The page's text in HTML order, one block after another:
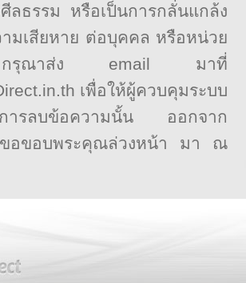
ลธรรม หรือเป็นการกลั่นแกล้ง
ามเสียหาย ต่อบุคคล หรือหน่วย
รุณาส่ง email มาที่
เพื่อให้ผู้ควบคุมระบบ
การลบข้อความนั้น ออกจาก
อขอบพระคุณล่วงหน้า มา ณ